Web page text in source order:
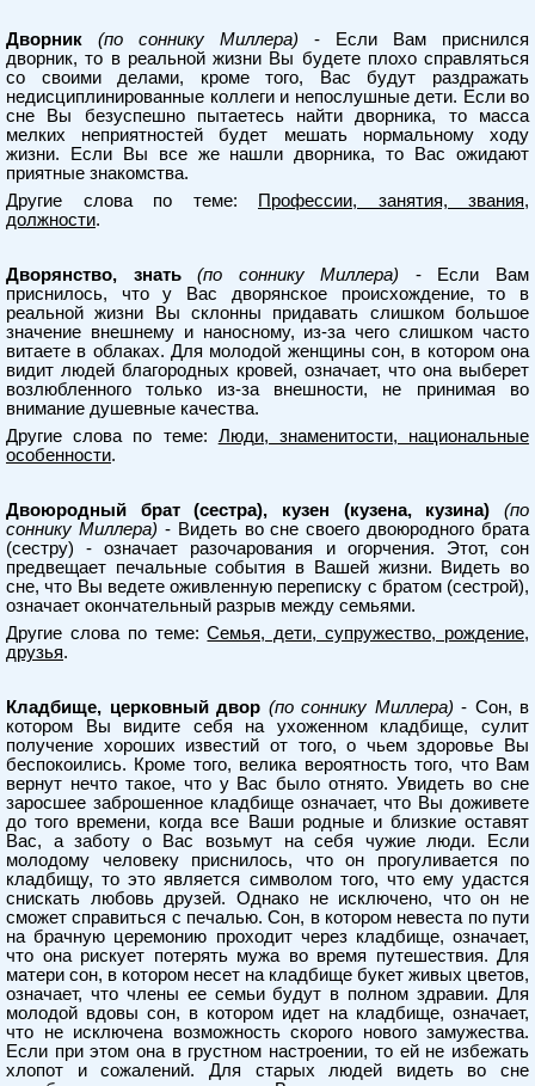
Дворник (по соннику Миллера) - Если Вам приснился
дворник, то в реальной жизни Вы будете плохо справляться
со своими делами, кроме того, Вас будут раздражать
недисциплинированные коллеги и непослушные дети. Если во
сне Вы безуспешно пытаетесь найти дворника, то масса
мелких неприятностей будет мешать нормальному ходу
жизни. Если Вы все же нашли дворника, то Вас ожидают
приятные знакомства.
Другие слова по теме:
Профессии, занятия, звания,
должности.
Дворянство, знать (по соннику Миллера) - Если Вам
приснилось, что у Вас дворянское происхождение, то в
реальной жизни Вы склонны придавать слишком большое
значение внешнему и наносному, из-за чего слишком часто
витаете в облаках. Для молодой женщины сон, в котором она
видит людей благородных кровей, означает, что она выберет
возлюбленного только из-за внешности, не принимая во
внимание душевные качества.
Другие слова по теме: Люди, знаменитости, национальные
особенности.
Двоюродный брат (сестра), кузен (кузена, кузина)
(по
соннику Миллера) - Видеть во сне своего двоюродного брата
(сестру) - означает разочарования и огорчения. Этот, сон
предвещает печальные события в Вашей жизни. Видеть во
сне, что Вы ведете оживленную переписку с братом (сестрой),
означает окончательный разрыв между семьями.
Другие слова по теме:Семья, дети, супружество, рождение,
друзья.
Кладбище, церковный двор (по соннику Миллера) - Сон, в
котором Вы видите себя на ухоженном кладбище, сулит
получение хороших известий от того, о чьем здоровье Вы
беспокоились. Кроме того, велика вероятность того, что Вам
вернут нечто такое, что у Вас было отнято. Увидеть во сне
заросшее заброшенное кладбище означает, что Вы доживете
до того времени, когда все Ваши родные и близкие оставят
Вас, а заботу о Вас возьмут на себя чужие люди. Если
молодому человеку приснилось, что он прогуливается по
кладбищу, то это является символом того, что ему удастся
снискать любовь друзей. Однако не исключено, что он не
сможет справиться с печалью. Сон, в котором невеста по пути
на брачную церемонию проходит через кладбище, означает,
что она рискует потерять мужа во время путешествия. Для
матери сон, в котором несет на кладбище букет живых цветов,
означает, что члены ее семьи будут в полном здравии. Для
молодой вдовы сон, в котором идет на кладбище, означает,
что не исключена возможность скорого нового замужества.
Если при этом она в грустном настроении, то ей не избежать
хлопот и сожалений. Для старых людей видеть во сне